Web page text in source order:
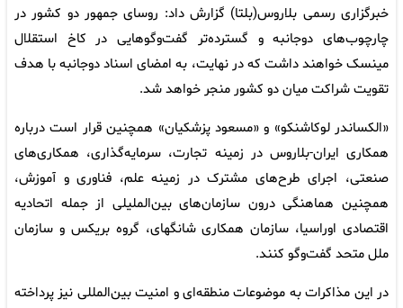
خبرگزاری رسمی بلاروس(بلتا) گزارش داد: روسای جمهور دو کشور در
چارچوب‌های دوجانبه و گسترده‌تر گفت‌وگوهایی در کاخ استقلال
مینسک خواهند داشت که در نهایت، به امضای اسناد دوجانبه با هدف
تقویت شراکت میان دو کشور منجر خواهد شد.
«الکساندر لوکاشنکو» و «مسعود پزشکیان» همچنین قرار است درباره
همکاری ایران-بلاروس در زمینه تجارت، سرمایه‌گذاری، همکاری‌های
صنعتی، اجرای طرح‌های مشترک در زمینه علم، فناوری و آموزش،
همچنین هماهنگی درون سازمان‌های بین‌الملیلی از جمله اتحادیه
اقتصادی اوراسیا، سازمان همکاری شانگهای، گروه بریکس و سازمان
ملل متحد گفت‌وگو کنند.
در این مذاکرات به موضوعات منطقه‌ای و امنیت بین‌المللی نیز پرداخته